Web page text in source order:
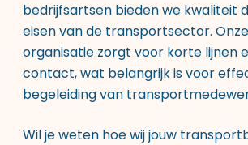
bedrijfsartsen bieden we kwaliteit
eisen van de transportsector.
organisatie zorgt voor korte lijnen
contact, wat belangrijk is voor
begeleiding van
Wil je weten hoe wij jouw